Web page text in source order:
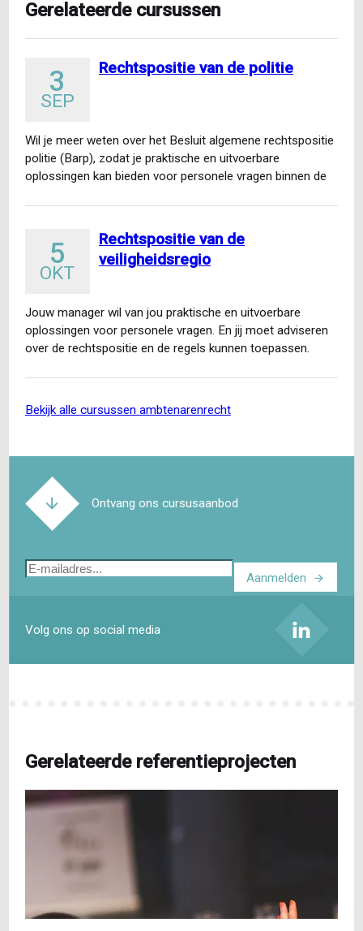
Gerelateerde cursussen
3
SEP
Rechtspositie van de politie
Wil je meer weten over het Besluit algemene rechtspositie
politie (Barp), zodat je praktische en uitvoerbare
oplossingen kan bieden voor personele vragen binnen de
5
OKT
Rechtspositie van de
veiligheidsregio
Jouw manager wil van jou praktische en uitvoerbare
oplossingen voor personele vragen. En jij moet adviseren
over de rechtspositie en de regels kunnen toepassen.
bekijk alle cursussen ambtenarenrecht
Ontvang ons cursusaanbod
E-
Aanmelden
Volg ons op social media
Gerelateerde referentieprojecten